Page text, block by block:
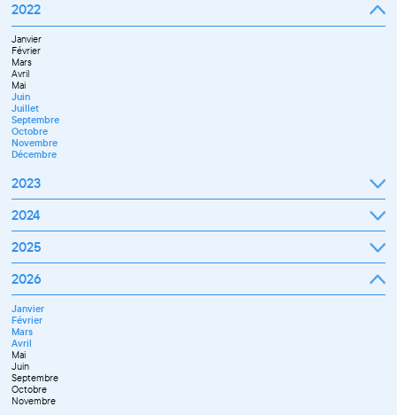
Septembre
Novembre
Décembre
2022
Janvier
Février
Mars
Avril
Mai
Juin
Juillet
Septembre
Octobre
Novembre
Décembre
2023
Janvier
Février
Mars
Avril
Septembre
Octobre
Novembre
Décembre
2024
Janvier
Février
Mars
Avril
Juin
Juillet
Septembre
Novembre
Décembre
2025
Janvier
Février
Mars
Avril
Mai
Juin
Juillet
Septembre
Octobre
Novembre
Décembre
2026
Janvier
Février
Mars
Avril
Mai
Juin
Septembre
Octobre
Novembre